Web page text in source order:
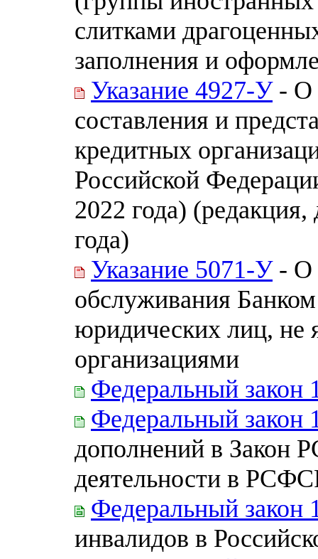
слитками
заполнения и
Указание 4927-У- О
составления и
кредитных
Российской
2022 года)
года)
Указание 5071-У- О
обслуживания
юридических лиц,
организациями
Федеральный закон
Федеральный закон
дополнений в Закон
деятельности в
Федеральный закон
инвалидов в